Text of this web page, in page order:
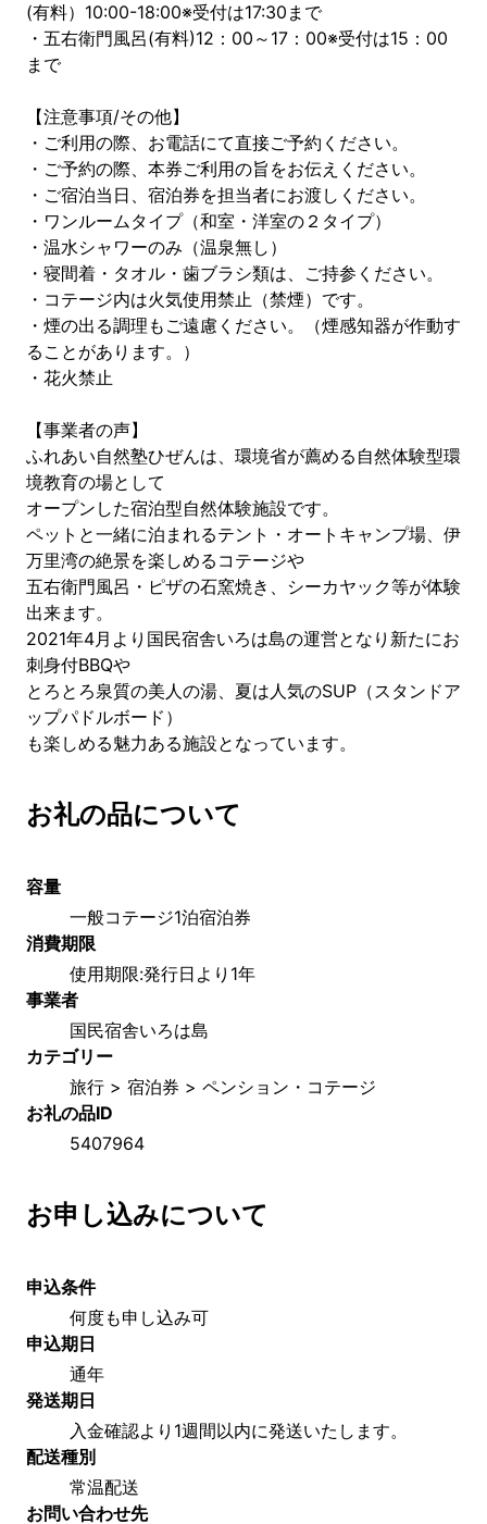
(有料）10:00-18:00※受付は17:30まで
・五右衛門風呂(有料)12：00～17：00※受付は15：00
まで
【注意事項/その他】
・ご利用の際、お電話にて直接ご予約ください。
・ご予約の際、本券ご利用の旨をお伝えください。
・ご宿泊当日、宿泊券を担当者にお渡しください。
・ワンルームタイプ（和室・洋室の２タイプ）
・温水シャワーのみ（温泉無し）
・寝間着・タオル・歯ブラシ類は、ご持参ください。
・コテージ内は火気使用禁止（禁煙）です。
・煙の出る調理もご遠慮ください。（煙感知器が作動す
ることがあります。）
・花火禁止
【事業者の声】
ふれあい自然塾ひぜんは、環境省が薦める自然体験型環
境教育の場として
オープンした宿泊型自然体験施設です。
ペットと一緒に泊まれるテント・オートキャンプ場、伊
万里湾の絶景を楽しめるコテージや
五右衛門風呂・ピザの石窯焼き、シーカヤック等が体験
出来ます。
2021年4月より国民宿舎いろは島の運営となり新たにお
刺身付BBQや
とろとろ泉質の美人の湯、夏は人気のSUP（スタンドア
ップパドルボード）
も楽しめる魅力ある施設となっています。
お礼の品について
容量
一般コテージ1泊宿泊券
消費期限
使用期限:発行日より1年
事業者
国民宿舎いろは島
カテゴリー
旅行 > 宿泊券 > ペンション・コテージ
お礼の品ID
5407964
お申し込みについて
申込条件
何度も申し込み可
申込期日
通年
発送期日
入金確認より1週間以内に発送いたします。
配送種別
常温配送
お問い合わせ先